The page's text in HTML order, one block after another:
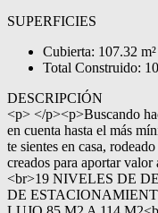
SUPERFICIES
Cubierta: 107.32 m²
Total Construido:
DESCRIPCIÓN
<p> </p><p>Buscando
en cuenta hasta el más
te sientes en casa,
creados para aportar
<br>19 NIVELES DE
DE